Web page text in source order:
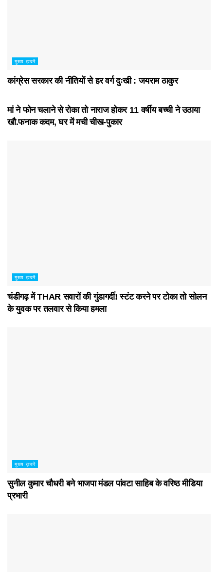
मुख्य ख़बरें
कांग्रेस सरकार की नीतियों से हर वर्ग दुःखी : जयराम ठाकुर
मां ने फोन चलाने से रोका तो नाराज होकर 11 वर्षीय बच्ची ने उठाया
खौ.फनाक कदम, घर में मची चीख-पुकार
मुख्य ख़बरें
चंडीगढ़ में THAR सवारों की गुंडागर्दी! स्टंट करने पर टोका तो सोलन
के युवक पर तलवार से किया हमला
मुख्य ख़बरें
सुनील कुमार चौधरी बने भाजपा मंडल पांवटा साहिब के वरिष्ठ मीडिया
प्रभारी